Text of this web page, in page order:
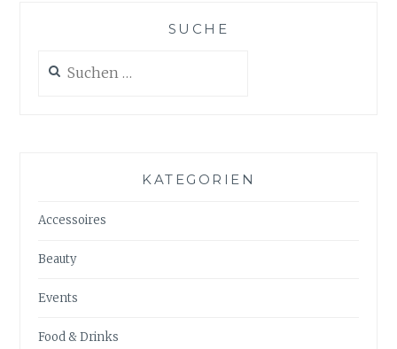
SUCHE
nach:
KATEGORIEN
Accessoires
Beauty
Events
Food & Drinks